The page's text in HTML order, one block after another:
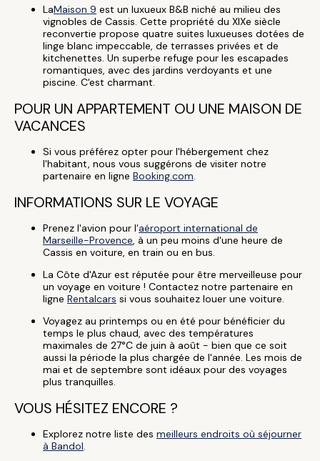
LaMaison 9 est un luxueux B&B niché au milieu des
vignobles de Cassis. Cette propriété du XIXe siècle
reconvertie propose quatre suites luxueuses dotées de
linge blanc impeccable, de terrasses privées et de
kitchenettes. Un superbe refuge pour les escapades
romantiques, avec des jardins verdoyants et une
piscine. C'est charmant.
POUR UN APPARTEMENT OU UNE MAISON DE
VACANCES
Si vous préférez opter pour l'hébergement chez
l'habitant, nous vous suggérons de visiter notre
partenaire en ligne Booking.com.
INFORMATIONS SUR LE VOYAGE
Prenez l'avion pour l'aéroport international de
Marseille-Provence, à un peu moins d'une heure de
Cassis en voiture, en train ou en bus.
La Côte d'Azur est réputée pour être merveilleuse pour
un voyage en voiture ! Contactez notre partenaire en
ligne Rentalcars si vous souhaitez louer une voiture.
Voyagez au printemps ou en été pour bénéficier du
temps le plus chaud, avec des températures
maximales de 27°C de juin à août - bien que ce soit
aussi la période la plus chargée de l'année. Les mois de
mai et de septembre sont idéaux pour des voyages
plus tranquilles.
VOUS HÉSITEZ ENCORE ?
Explorez notre liste des meilleurs endroits où séjourner
à Bandol.